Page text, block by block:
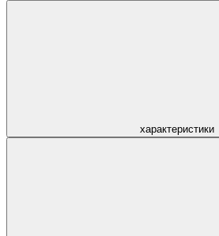
характеристики